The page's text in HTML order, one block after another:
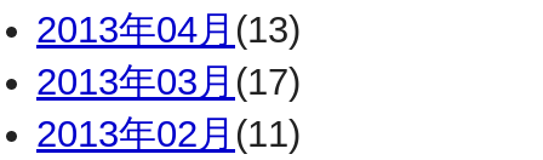
2013年04月 (13)
2013年03月 (17)
2013年02月 (11)